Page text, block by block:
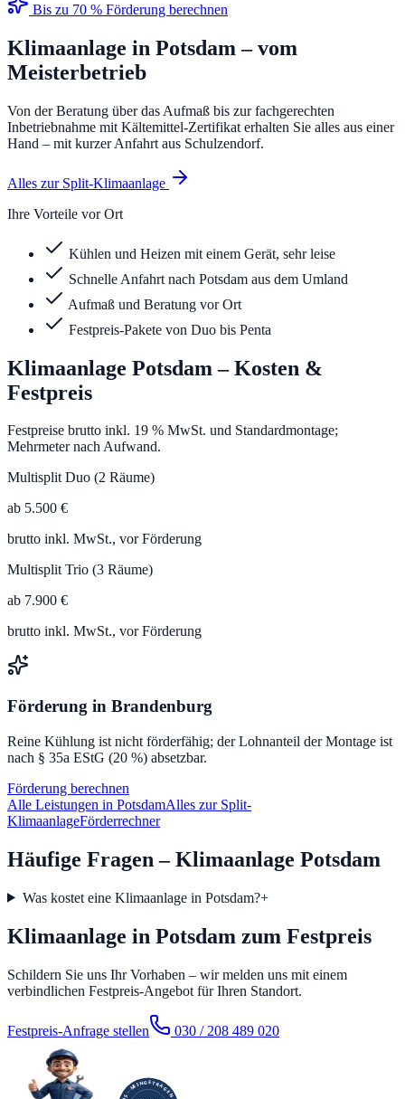
Bis zu 70 % Förderung berechnen
Klimaanlage in Potsdam – vom
Meisterbetrieb
Von der Beratung über das Aufmaß bis zur fachgerechten
Inbetriebnahme mit Kältemittel-Zertifikat erhalten Sie alles aus einer
Hand – mit kurzer Anfahrt aus Schulzendorf.
Alles zur Split-Klimaanlage
Ihre Vorteile vor Ort
Kühlen und Heizen mit einem Gerät, sehr leise
Schnelle Anfahrt nach Potsdam aus dem Umland
Aufmaß und Beratung vor Ort
Festpreis-Pakete von Duo bis Penta
Klimaanlage Potsdam – Kosten &
Festpreis
Festpreise brutto inkl. 19 % MwSt. und Standardmontage;
Mehrmeter nach Aufwand.
Multisplit Duo (2 Räume)
ab 5.500 €
brutto inkl. MwSt., vor Förderung
Multisplit Trio (3 Räume)
ab 7.900 €
brutto inkl. MwSt., vor Förderung
Förderung in Brandenburg
Reine Kühlung ist nicht förderfähig; der Lohnanteil der Montage ist
nach § 35a EStG (20 %) absetzbar.
Förderung berechnen
Alle Leistungen in PotsdamAlles zur Split-
KlimaanlageFörderrechner
Häufige Fragen – Klimaanlage Potsdam
Was kostet eine Klimaanlage in Potsdam?+
Klimaanlage in Potsdam zum Festpreis
Schildern Sie uns Ihr Vorhaben – wir melden uns mit einem
verbindlichen Festpreis-Angebot für Ihren Standort.
Festpreis-Anfrage stellen 030 / 208 489 020